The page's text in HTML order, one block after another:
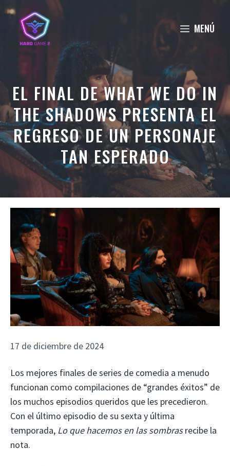
Saltar
contenido
MENÚ
EL FINAL DE WHAT WE DO IN
THE SHADOWS PRESENTA EL
REGRESO DE UN PERSONAJE
TAN ESPERADO
17 de diciembre de 2024
Los mejores finales de series de comedia a menudo
funcionan como compilaciones de “grandes éxitos” de
los muchos episodios queridos que les precedieron.
Con el último episodio de su sexta y última
temporada, Lo que hacemos en las sombrasrecibe la
nota.